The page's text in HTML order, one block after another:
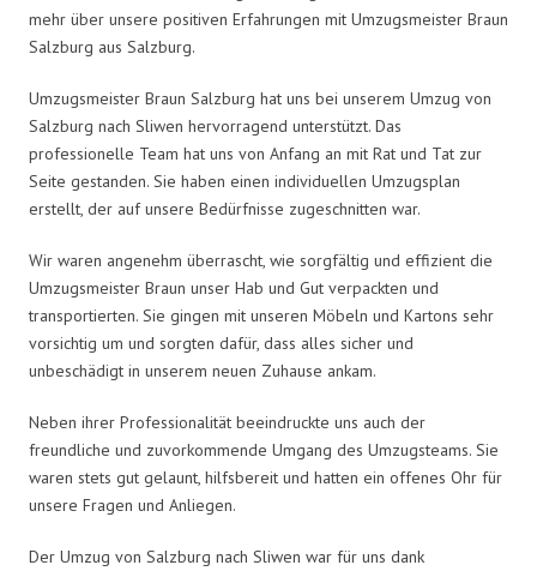
mehr über unsere positiven Erfahrungen mit Umzugsmeister Braun
Salzburg aus Salzburg.
Umzugsmeister Braun Salzburg hat uns bei unserem Umzug von
Salzburg nach Sliwen hervorragend unterstützt. Das
professionelle Team hat uns von Anfang an mit Rat und Tat zur
Seite gestanden. Sie haben einen individuellen Umzugsplan
erstellt, der auf unsere Bedürfnisse zugeschnitten war.
Wir waren angenehm überrascht, wie sorgfältig und effizient die
Umzugsmeister Braun unser Hab und Gut verpackten und
transportierten. Sie gingen mit unseren Möbeln und Kartons sehr
vorsichtig um und sorgten dafür, dass alles sicher und
unbeschädigt in unserem neuen Zuhause ankam.
Neben ihrer Professionalität beeindruckte uns auch der
freundliche und zuvorkommende Umgang des Umzugsteams. Sie
waren stets gut gelaunt, hilfsbereit und hatten ein offenes Ohr für
unsere Fragen und Anliegen.
Der Umzug von Salzburg nach Sliwen war für uns dank